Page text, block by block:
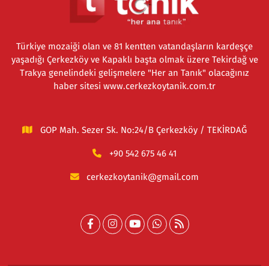
Türkiye mozaiği olan ve 81 kentten vatandaşların kardeşçe
yaşadığı Çerkezköy ve Kapaklı başta olmak üzere Tekirdağ ve
Trakya genelindeki gelişmelere "Her an Tanık" olacağınız
haber sitesi www.cerkezkoytanik.com.tr
GOP Mah. Sezer Sk. No:24/B Çerkezköy / TEKİRDAĞ
+90 542 675 46 41
cerkezkoytanik@gmail.com